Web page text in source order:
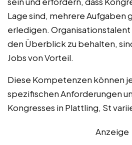
Lage sind, mehrere Aufgaben
erledigen. Organisationstalent
den Überblick zu behalten,
Jobs von Vorteil.
Diese Kompetenzen können
spezifischen Anforderungen
Kongresses in Plattling, St
Anzeige